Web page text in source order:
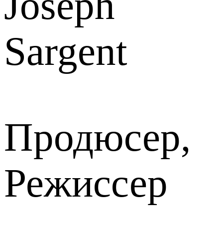
Sargent
Продюсер,
Режиссер